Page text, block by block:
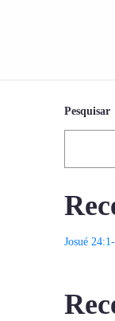
Pesquisar
Josué